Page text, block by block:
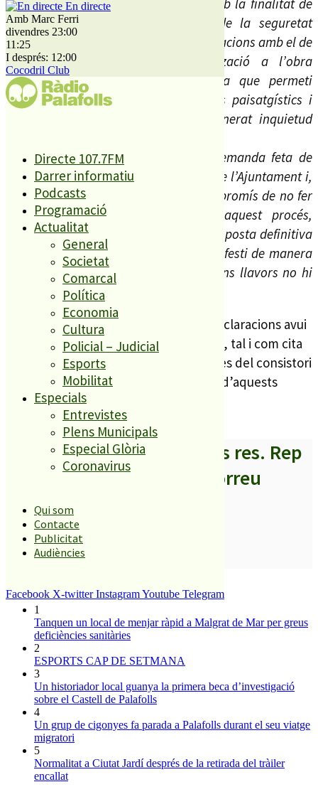
En directe
Amb Marc Ferri
divendres 23:00
11:25
I després: 12:00
Cocodril Club
Directe 107.7FM
Darrer informatiu
Podcasts
Programació
Actualitat
General
Societat
Comarcal
Política
Economia
Cultura
Policial – Judicial
Esports
Mobilitat
Especials
Entrevistes
Plens Municipals
Especial Glòria
Coronavirus
Qui som
Contacte
Publicitat
Audiències
Facebook X-twitter InstagramYoutube Telegram
proposta desenvolupada per l’ACA amb la finalitat de
compatibilitzar l’objectiu essencial de la seguretat
hidràulica per evitar els riscos d’inundacions amb el de
donar un tractament de naturalització a l’obra
mitjaçant tècniques de bioenginyeria que permeti
preservar fins on es pugui els valors paisatgístics i
sentimentals de l’indret que han generat inquietud
L’ACA s’ha esforçat per atendre la demanda feta de
forma legítima i democràtica pel Ple de l’Ajuntament i,
en la mateixa línia, respectarà el compromís de no fer
declaracions fins que finalitzi tot aquest procés,
moment en què s’enviarà d’ofici la proposta definitiva
a fi que el Ple de l’Ajuntament es manifesti de manera
oficial sobre l’esmentada proposta. Fins llavors no hi
haurà cap més comentari. «
Efectivament, l’ACA ha declinat fer declaracions avui
a Malgrat. Les afirmacions aparegudes, tal i com cita
la notícia, provenen de fonts polítiques del consistori
malgratenc, just després de la reunió d’aquests
migdia.
A partir d’ara no et perdis res. Rep
els titulars al teu correu
SUBSCRIURE’M
1
Tanquen un local de menjar ràpid a Malgrat de Mar per greus
deficiències sanitàries
2
ESPORTS CAP DE SETMANA
3
Un historiador local guanya la primera beca d’investigació
sobre el Castell de Palafolls
4
Un grup de cigonyes fa parada a Palafolls durant el seu viatge
migratori
5
Normalitat a Ciutat Jardí després de la retirada del tràiler
encallat